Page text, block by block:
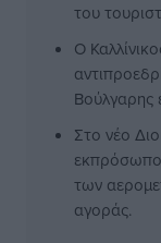
του
Ο
Βούλγαρης
Στο νέο
των
αγοράς.